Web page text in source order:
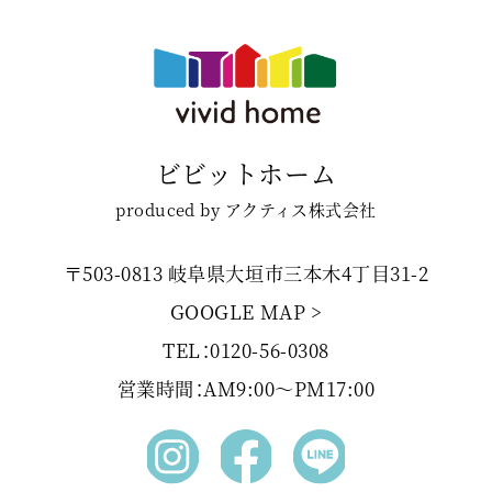
ビビットホーム
produced by アクティス株式会社
〒503-0813 岐阜県大垣市三本木4丁目31-2
GOOGLE MAP >
TEL：0120-56-0308
営業時間：AM9:00〜PM17:00